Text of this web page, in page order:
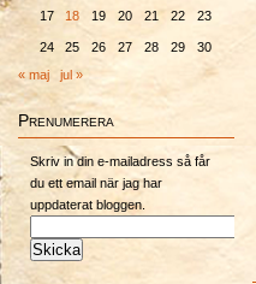
17 18 19 20 21 22 23
24 25 26 27 28 29
30
« maj
jul »
Prenumerera
Skriv in din e-mailadress så får
du ett email när jag har
uppdaterat bloggen.